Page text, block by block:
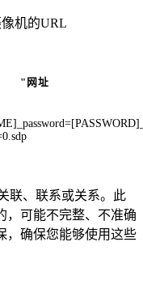
机的URL
"网址
联、联系或关系。此
，可能不完整、不准确
，确保您能够使用这些